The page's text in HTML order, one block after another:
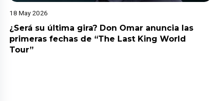
18 May 2026
¿Será su última gira? Don Omar anuncia las
primeras fechas de “The Last King World
Tour”